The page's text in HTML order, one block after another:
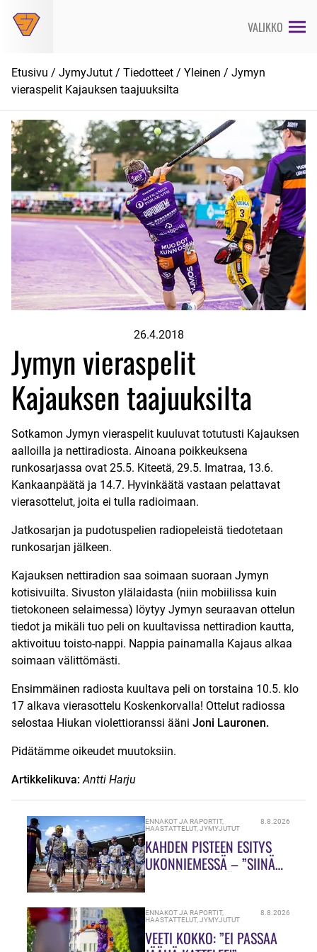
suoraan
VALIKKO
Etusivu / JymyJutut / Tiedotteet / Yleinen / Jymyn
vieraspelit Kajauksen taajuuksilta
26.4.2018
Jymyn vieraspelit
Kajauksen taajuuksilta
Sotkamon Jymyn vieraspelit kuuluvat totutusti Kajauksen
aalloilla ja nettiradiosta. Ainoana poikkeuksena
runkosarjassa ovat 25.5. Kiteetä, 29.5. Imatraa, 13.6.
Kankaanpäätä ja 14.7. Hyvinkäätä vastaan pelattavat
vierasottelut, joita ei tulla radioimaan.
Jatkosarjan ja pudotuspelien radiopeleistä tiedotetaan
runkosarjan jälkeen.
Kajauksen nettiradion saa soimaan suoraan Jymyn
kotisivuilta. Sivuston ylälaidasta (niin mobiilissa kuin
tietokoneen selaimessa) löytyy Jymyn seuraavan ottelun
tiedot ja mikäli tuo peli on kuultavissa nettiradion kautta,
aktivoituu toisto-nappi. Nappia painamalla Kajaus alkaa
soimaan välittömästi.
Ensimmäinen radiosta kuultava peli on torstaina 10.5. klo
17 alkava vierasottelu Koskenkorvalla! Ottelut radiossa
selostaa Hiukan violettioranssi ääni Joni Lauronen.
Pidätämme oikeudet muutoksiin.
Artikkelikuva: Antti Harju
ENNAKOT JA RAPORTIT,
HAASTATTELUT,JYMYJUTUT
8.8.2026
KAHDEN PISTEEN ESITYS
UKONNIEMESSÄ – ”SIINÄ
ENNAKOT JA RAPORTIT,
HAASTATTELUT,JYMYJUTUT
8.8.2026
VEETI KOKKO: ”EI PASSAA